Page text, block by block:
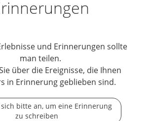
und Erinnerungen sollte
man teilen.
über die Ereignisse, die Ihnen
in Erinnerung geblieben sind.
bitte an, um eine Erinnerung
zu schreiben